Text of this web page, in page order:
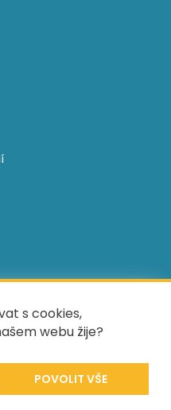
s cookies,
webu žije?
Evropským sociálním
republiky.